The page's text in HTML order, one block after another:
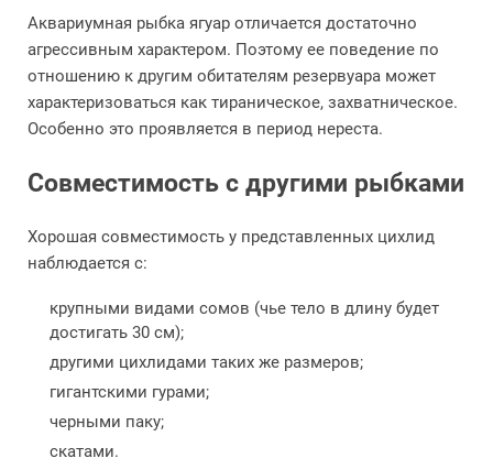
Аквариумная рыбка ягуар отличается достаточно
агрессивным характером. Поэтому ее поведение по
отношению к другим обитателям резервуара может
характеризоваться как тираническое, захватническое.
Особенно это проявляется в период нереста.
Совместимость с другими рыбками
Хорошая совместимость у представленных цихлид
наблюдается с:
крупными видами сомов (чье тело в длину будет
достигать 30 см);
другими цихлидами таких же размеров;
гигантскими гурами;
черными паку;
скатами.